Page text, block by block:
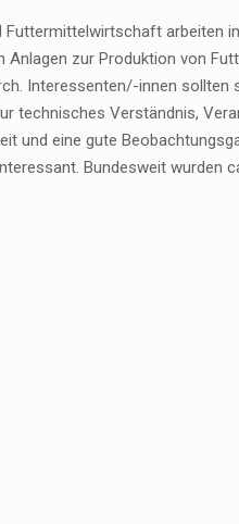
arbeiten
Anlagen zur Produktion von
Interessenten/-innen sollten
technisches Verständnis,
und eine gute
Bundesweit wurden